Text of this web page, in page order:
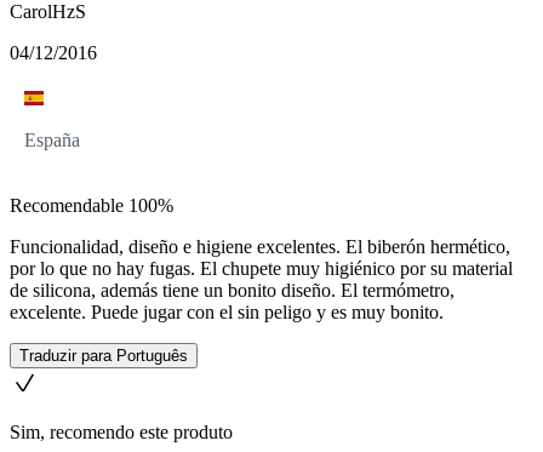
CarolHzS
04/12/2016
España
Recomendable 100%
Funcionalidad, diseño e higiene excelentes. El biberón hermético,
por lo que no hay fugas. El chupete muy higiénico por su material
de silicona, además tiene un bonito diseño. El termómetro,
excelente. Puede jugar con el sin peligo y es muy bonito.
Traduzir para Português
Sim, recomendo este produto